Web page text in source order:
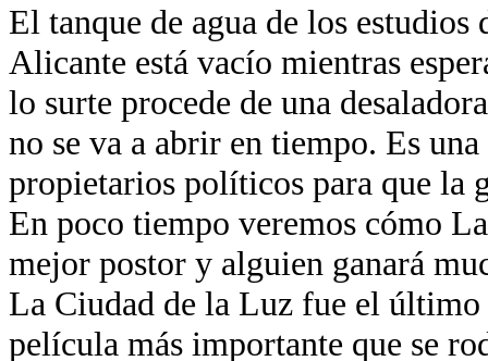
El tanque de agua de los
Alicante está vacío mientras
lo surte procede de una
no se va a abrir en tiempo. Es
propietarios políticos para que la
En poco tiempo veremos cómo
mejor postor y alguien ganará
La Ciudad de la Luz fue el
película más importante que se